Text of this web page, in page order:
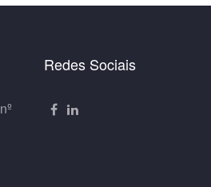
Redes Sociais